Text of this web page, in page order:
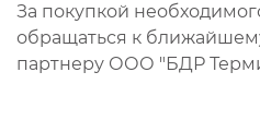
За покупкой
обращаться к
партнеру ООО "БДР